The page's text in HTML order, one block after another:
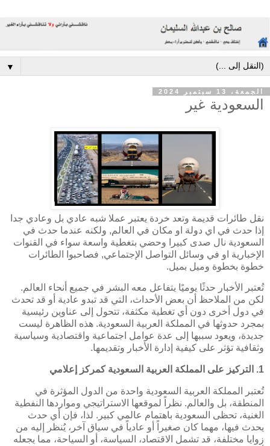
▼
الجمعة، 13 سبتمبر 2024
السعودية غير
نقل طائرات قديمة وتعد خردة يعتبر عملا شبه عادي بل وعادي جدا
إذا حدث في اي دولة او مكان في العالم, ولكنه عندما حدث في
السعودية نال صدى كبيرا وحضي بتغطية واسعة سواء في القنوات
الإخبارية او في وسائل التواصل الإجتماعي, فصاحبوا الطائرات
خطوة بخطوة وميل بميل.
تُعتبر الأخبار حدثًا يوميًا يتفاعل معه البشر في جميع أنحاء العالم.
لكن من الملاحظ أن بعض الأحداث، التي قد تبدو عادية أو قد تحدث
في دول أخرى دون أي تغطية مكثفة، تتحول إلى عناوين رئيسية
بمجرد حدوثها في المملكة العربية السعودية. هذه الظاهرة ليست
جديدة، ويعود سببها إلى عدة عوامل اجتماعية واقتصادية وسياسية
وثقافية تؤثر على كيفية إدارة الأخبار وتقديمها.
1. التركيز على المملكة العربية السعودية كمركز إعلامي
تُعتبر المملكة العربية السعودية واحدة من الدول المؤثرة في
المنطقة، بل والعالم. نظراً لموقعها الاستراتيجي ومواردها النفطية
الغنية، تحظى السعودية باهتمام عالمي كبير. لذا، فإن أي حدث
يحدث فيها، مهما كان صغيراً أو عادياً في سياق آخر، يُنظر إليه من
زوايا مختلفة، قد تشمل الاقتصاد، السياسة، أو السياحة، مما يجعله